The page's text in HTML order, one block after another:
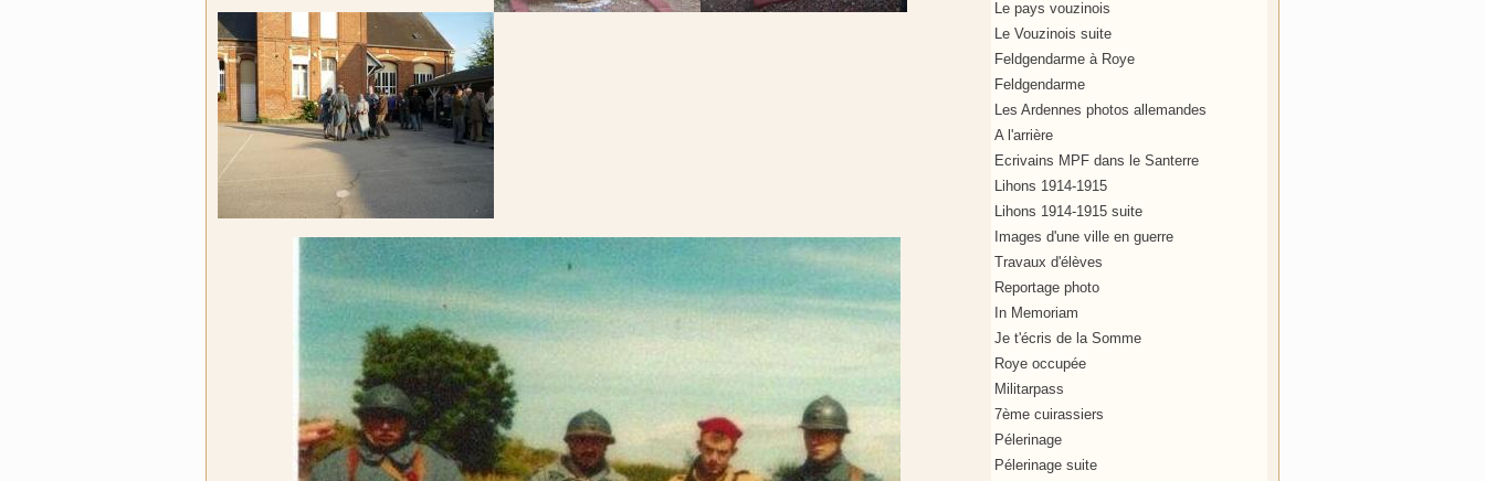
Le pays vouzinois
Le Vouzinois suite
Feldgendarme à Roye
Feldgendarme
Les Ardennes photos allemandes
A l'arrière
Ecrivains MPF dans le Santerre
Lihons 1914-1915
Lihons 1914-1915 suite
Images d'une ville en guerre
Travaux d'élèves
Reportage photo
In Memoriam
Je t'écris de la Somme
Roye occupée
Militarpass
7ème cuirassiers
Pélerinage
Pélerinage suite